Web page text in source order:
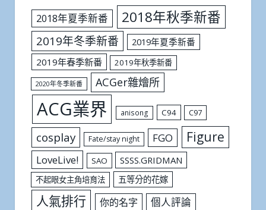
2018年夏季新番 2018年秋季新番
2019年冬季新番
2019年夏季新番
2019年春季新番
2019年秋季新番
2020年冬季新番 ACGer雜燴所
ACG業界 anisong C94 C97
cosplay Fate/stay night FGO Figure
LoveLive! SAO SSSS.GRIDMAN
不起眼女主角培育法 五等分的花嫁
人氣排行 你的名字 個人評論